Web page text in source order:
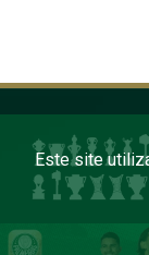
Este site